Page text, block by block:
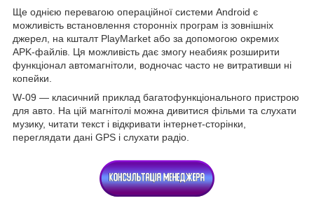
Ще однією перевагою операційної системи Android є
можливість встановлення сторонніх програм із зовнішніх
джерел, на кшталт PlayMarket або за допомогою окремих
APK-файлів. Ця можливість дає змогу неабияк розширити
функціонал автомагнітоли, водночас часто не витративши ні
копейки.
W-09 — класичний приклад багатофункціонального пристрою
для авто. На цій магнітолі можна дивитися фільми та слухати
музику, читати текст і відкривати інтернет-сторінки,
переглядати дані GPS і слухати радіо.